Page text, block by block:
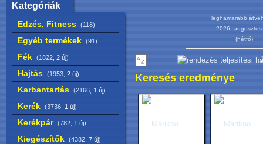
Kategóriák
Edzés, Fitness (118)
Egyéb termékek (91)
Fék (1822, 2 új)
Hajtás (1953, 2 új)
Karbantartás (2166, 1 új)
Kerék (3736, 1 új)
Kerékpár (782, 1 új)
Kiegészítők (4382, 7 új)
leghamarabb
2026. augusztus
(hétfő)
Keresés eredménye